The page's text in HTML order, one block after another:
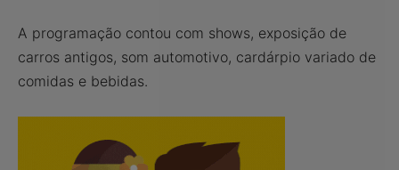
A programação contou com shows, exposição de
carros antigos, som automotivo, cardárpio variado de
comidas e bebidas.